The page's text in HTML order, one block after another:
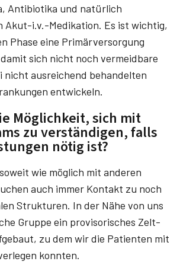
Antibiotika und natürlich
Akut-i.v.-Medikation. Es ist wichtig,
Phase eine Primärversorgung
sich nicht noch vermeidbare
nicht ausreichend behandelten
entwickeln.
Möglichkeit, sich mit
zu verständigen, falls
nötig ist?
wie möglich mit anderen
auch immer Kontakt zu noch
Strukturen. In der Nähe von uns
Gruppe ein provisorisches Zelt-
zu dem wir die Patienten mit
konnten.